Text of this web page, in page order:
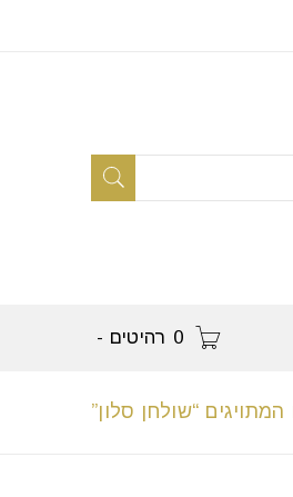
0 רהיטים -
המתויגים “שולחן סלון”